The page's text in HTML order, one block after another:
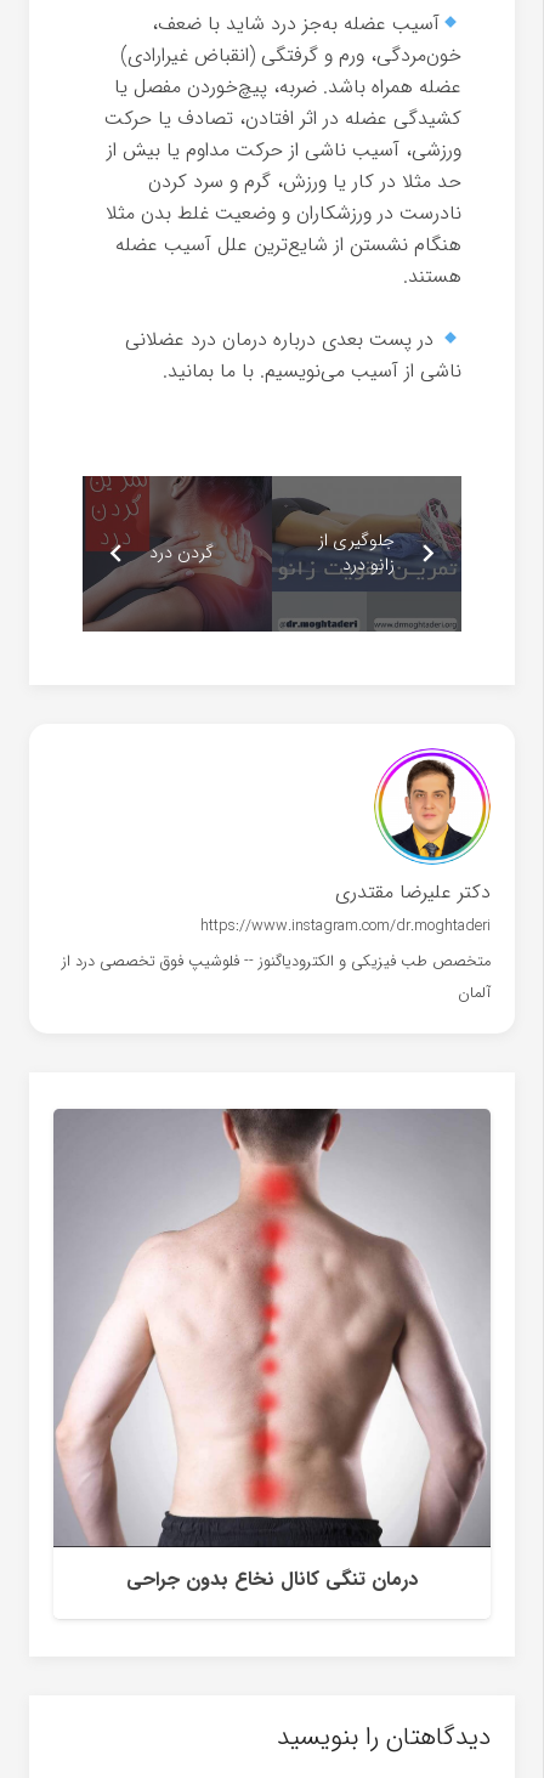
آسیب عضله به‌جز درد شاید با ضعف،
خون‌مردگی، ورم و گرفتگی (انقباض غیرارادی)
عضله همراه باشد. ضربه، پیچ‌خوردن مفصل یا
کشیدگی عضله در اثر افتادن، تصادف یا حرکت
ورزشی، آسیب ناشی از حرکت مداوم یا بیش از
حد مثلا در کار یا ورزش، گرم و سرد کردن
نادرست در ورزشکاران و وضعیت غلط بدن مثلا
هنگام نشستن از شایع‌ترین علل آسیب عضله
هستند.
در پست بعدی درباره درمان درد عضلانی
ناشی از آسیب می‌نویسیم. با ما بمانید.
گردن درد
جلوگیری از
زانو درد
دکتر علیرضا مقتدری
https://www.instagram.com/dr.moghtaderi
متخصص طب فیزیکی و الکترودیاگنوز -- فلوشیپ فوق تخصصی درد از
آلمان
کاهش درد زانو
دیدگاهتان را بنویسید